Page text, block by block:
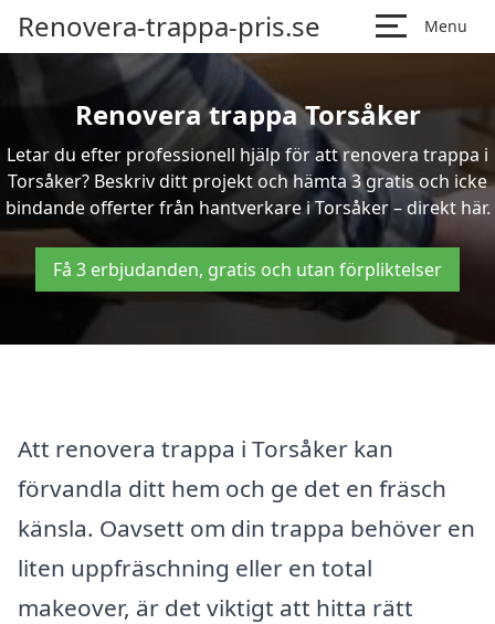
Renovera-trappa-pris.se Menu
Renovera trappa Torsåker
Letar du efter professionell hjälp för att renovera trappa i
Torsåker? Beskriv ditt projekt och hämta 3 gratis och icke
bindande offerter från hantverkare i Torsåker – direkt här.
Få 3 erbjudanden, gratis och utan förpliktelser
Att renovera trappa i Torsåker kan
förvandla ditt hem och ge det en fräsch
känsla. Oavsett om din trappa behöver en
liten uppfräschning eller en total
makeover, är det viktigt att hitta rätt